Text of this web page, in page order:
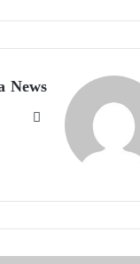
News